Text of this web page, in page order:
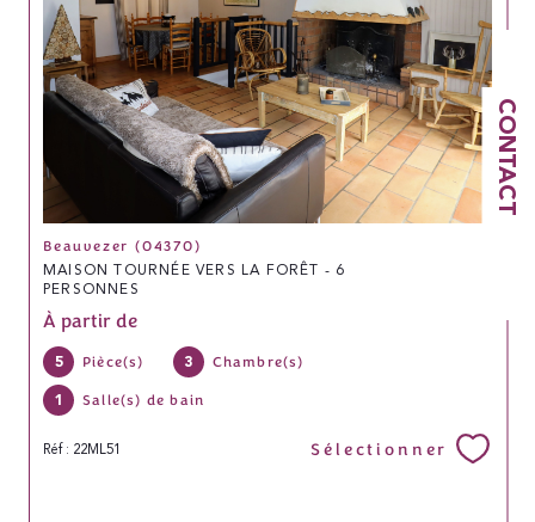
CONTACT
Beauvezer (04370)
MAISON TOURNÉE VERS LA FORÊT - 6
PERSONNES
À partir de
5 Pièce(s) 3 Chambre(s)
1 Salle(s) de bain
Réf : 22ML51 Sélectionner